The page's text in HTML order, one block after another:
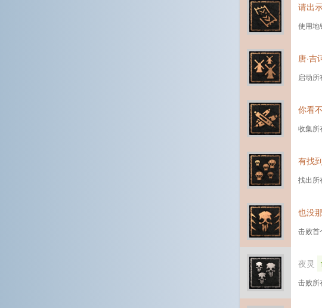
请出
使用地
唐·吉
启动所
你看
收集所
有找
找出所
也没
击败首
夜灵
击败所